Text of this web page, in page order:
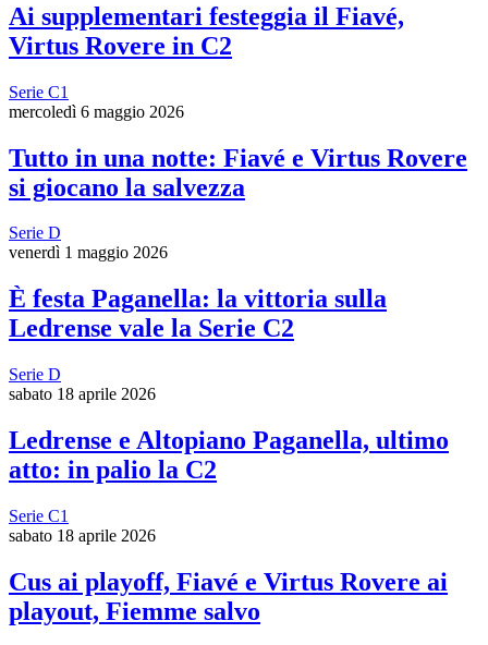
Ai supplementari festeggia il Fiavé,
Virtus Rovere in C2
Serie C1
mercoledì 6 maggio 2026
Tutto in una notte: Fiavé e Virtus Rovere
si giocano la salvezza
Serie D
venerdì 1 maggio 2026
È festa Paganella: la vittoria sulla
Ledrense vale la Serie C2
Serie D
sabato 18 aprile 2026
Ledrense e Altopiano Paganella, ultimo
atto: in palio la C2
Serie C1
sabato 18 aprile 2026
Cus ai playoff, Fiavé e Virtus Rovere ai
playout, Fiemme salvo